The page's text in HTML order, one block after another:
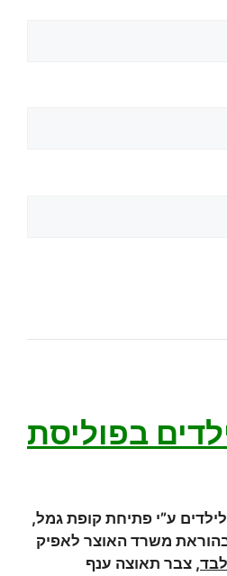
בפוליסת
ע”י פתיחת קופת גמל,
משרד האוצר לאפיק
, צבר תאוצה ענף